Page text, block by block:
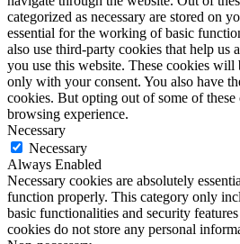
categorized as necessary are stored on
essential for the working of basic
also use third-party cookies that help us
you use this website. These cookies
only with your consent. You also have
cookies. But opting out of some of
browsing experience.
Necessary
Necessary
Always Enabled
Necessary cookies are absolutely
function properly. This category only
basic functionalities and security
cookies do not store any personal